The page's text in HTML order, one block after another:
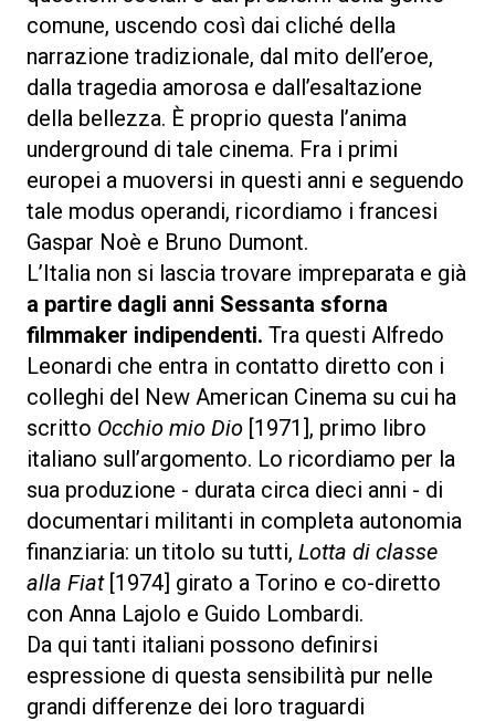
comune, uscendo così dai cliché della
narrazione tradizionale, dal mito dell’eroe,
dalla tragedia amorosa e dall’esaltazione
della bellezza. È proprio questa l’anima
underground di tale cinema. Fra i primi
europei a muoversi in questi anni e seguendo
tale modus operandi, ricordiamo i francesi
Gaspar Noè e Bruno Dumont.
L’Italia non si lascia trovare impreparata e già
a partire dagli anni Sessanta sforna
filmmaker indipendenti. Tra questi Alfredo
Leonardi che entra in contatto diretto con i
colleghi del New American Cinema su cui ha
scritto Occhio mio Dio [1971], primo libro
italiano sull’argomento. Lo ricordiamo per la
sua produzione - durata circa dieci anni - di
documentari militanti in completa autonomia
finanziaria: un titolo su tutti, Lotta di classe
alla Fiat[1974] girato a Torino e co-diretto
con Anna Lajolo e Guido Lombardi.
Da qui tanti italiani possono definirsi
espressione di questa sensibilità pur nelle
grandi differenze dei loro traguardi